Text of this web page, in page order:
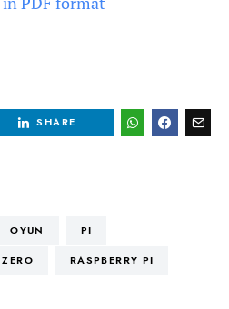
SHARE
OYUN PI
RASPBERRY PI